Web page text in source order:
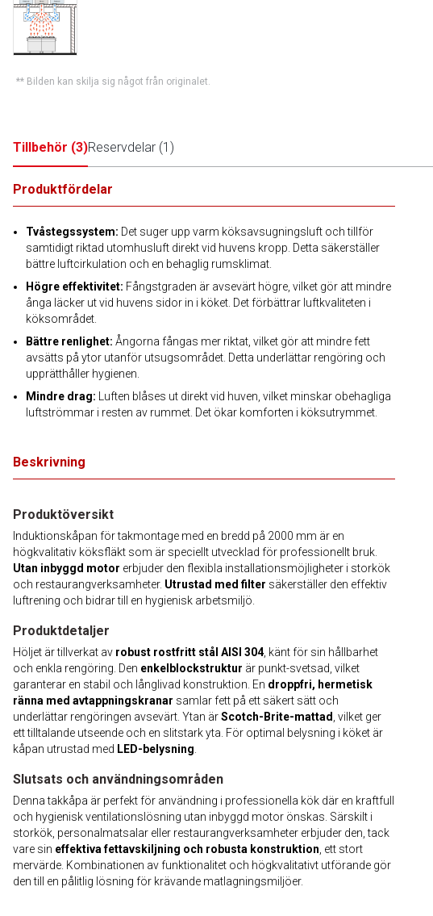
** Bilden kan skilja sig något från originalet.
Tillbehör (3)Reservdelar (1 )
Produktfördelar
Tvåstegssystem: Det suger upp varm köksavsugningsluft och tillför
samtidigt riktad utomhusluft direkt vid huvens kropp. Detta säkerställer
bättre luftcirkulation och en behaglig rumsklimat.
Högre effektivitet: Fångstgraden är avsevärt högre, vilket gör att mindre
ånga läcker ut vid huvens sidor in i köket. Det förbättrar luftkvaliteten i
köksområdet.
Bättre renlighet: Ångorna fångas mer riktat, vilket gör att mindre fett
avsätts på ytor utanför utsugsområdet. Detta underlättar rengöring och
upprätthåller hygienen.
Mindre drag: Luften blåses ut direkt vid huven, vilket minskar obehagliga
luftströmmar i resten av rummet. Det ökar komforten i köksutrymmet.
Beskrivning
Produktöversikt
Induktionskåpan för takmontage med en bredd på 2000 mm är en
högkvalitativ köksfläkt som är speciellt utvecklad för professionellt bruk.
Utan inbyggd motor erbjuder den flexibla installationsmöjligheter i storkök
och restaurangverksamheter. Utrustad med filter säkerställer den effektiv
luftrening och bidrar till en hygienisk arbetsmiljö.
Produktdetaljer
Höljet är tillverkat av robust rostfritt stål AISI 304, känt för sin hållbarhet
och enkla rengöring. Den enkelblockstruktur är punkt-svetsad, vilket
garanterar en stabil och långlivad konstruktion. En droppfri, hermetisk
ränna med avtappningskranar samlar fett på ett säkert sätt och
underlättar rengöringen avsevärt. Ytan ärScotch-Brite-mattad , vilket ger
ett tilltalande utseende och en slitstark yta. För optimal belysning i köket är
kåpan utrustad med LED-belysning
Slutsats och användningsområden
Denna takkåpa är perfekt för användning i professionella kök där en kraftfull
och hygienisk ventilationslösning utan inbyggd motor önskas. Särskilt i
storkök, personalmatsalar eller restaurangverksamheter erbjuder den, tack
vare sin effektiva fettavskiljning och robusta konstruktion , ett stort
mervärde. Kombinationen av funktionalitet och högkvalitativt utförande gör
den till en pålitlig lösning för krävande matlagningsmiljöer.